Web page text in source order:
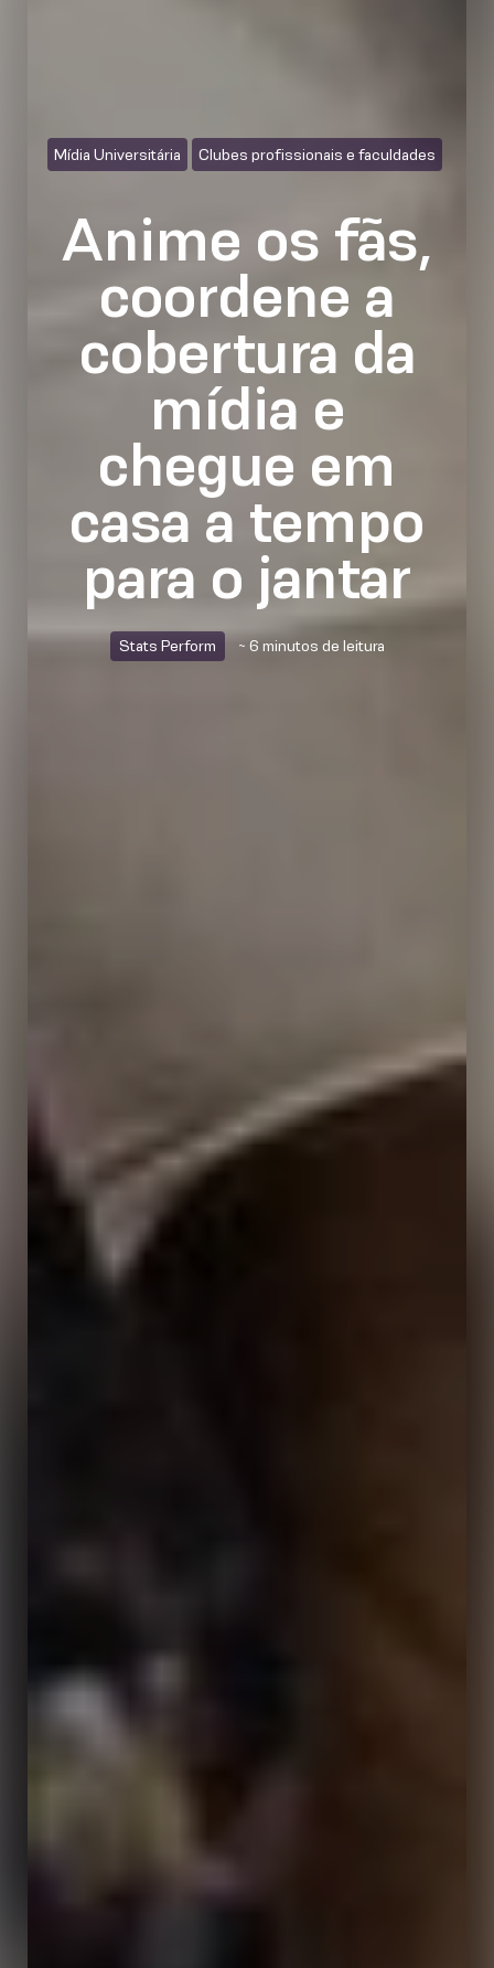
Mídia Universitária Clubes profissionais e faculdades
Anime os fãs,
coordene a
cobertura da
mídia e
chegue em
casa a tempo
para o jantar
Stats Perform ~ 6 minutos de leitura